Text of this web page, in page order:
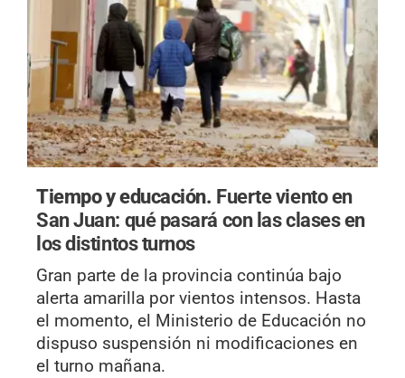
Tiempo y educación. Fuerte viento en
San Juan: qué pasará con las clases en
los distintos turnos
Gran parte de la provincia continúa bajo
alerta amarilla por vientos intensos. Hasta
el momento, el Ministerio de Educación no
dispuso suspensión ni modificaciones en
el turno mañana.